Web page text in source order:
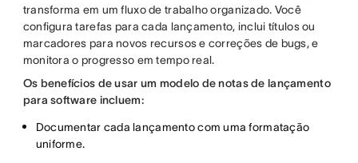
transforma em um fluxo de trabalho organizado. Você
configura tarefas para cada lançamento, inclui títulos ou
marcadores para novos recursos e correções de bugs, e
monitora o progresso em tempo real.
Os benefícios de usar um modelo de notas de lançamento
para software incluem:
Documentar cada lançamento com uma formatação
uniforme.